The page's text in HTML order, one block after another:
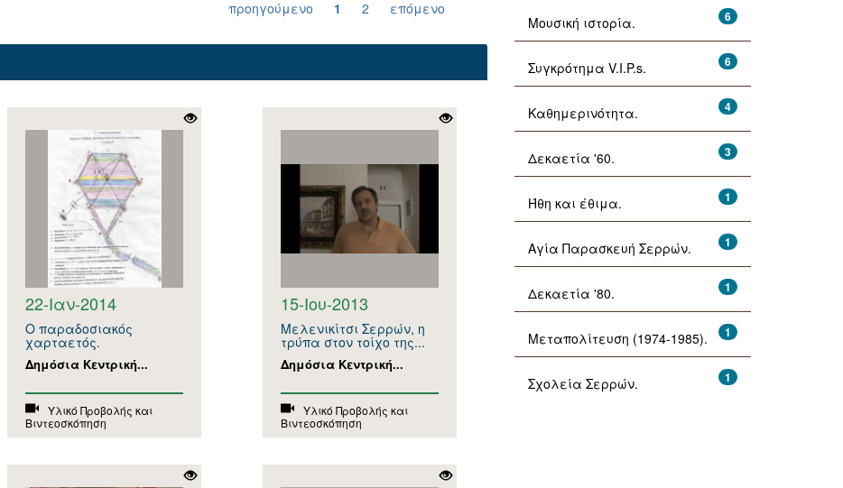
προηγούμενο 1 2 επόμενο
22-Ιαν-2014
Ο παραδοσιακός
χαρταετός.
Δημόσια Κεντρική...
Υλικό Προβολής και
Βιντεοσκόπηση
15-Ιου-2013
Μελενικίτσι Σερρών, η
τρύπα στον τοίχο της...
Δημόσια Κεντρική...
Υλικό Προβολής και
Βιντεοσκόπηση
6
Μουσική ιστορία.
6
Συγκρότημα V.I.P.s.
4
Καθημερινότητα.
3
Δεκαετία '60.
1
Ήθη και έθιμα.
1
Αγία Παρασκευή Σερρών.
1
Δεκαετία '80.
1
Μεταπολίτευση (1974-1985).
1
Σχολεία Σερρών.